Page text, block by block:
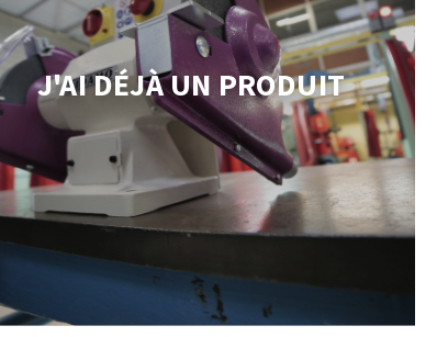
DE SURFACE NETTOYAGE
Aspirateurs
J'AI DÉJÀ UN PRODUIT